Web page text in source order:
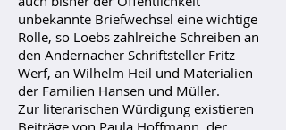
unbekannte Briefwechsel eine wichtige
Rolle, so Loebs zahlreiche Schreiben an
den Andernacher Schriftsteller Fritz
Werf, an Wilhelm Heil und Materialien
der Familien Hansen und Müller.
Zur literarischen Würdigung existieren
Beiträge von Paula Hoffmann, der